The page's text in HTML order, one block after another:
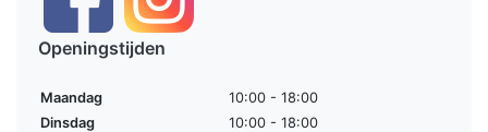
Openingstijden
Maandag
10:00 - 18:00
Dinsdag
10:00 - 18:00